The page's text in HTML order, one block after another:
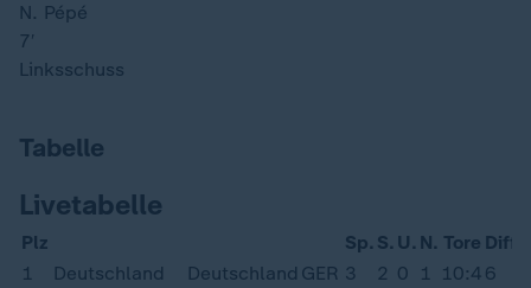
N. Pépé
7′
Linksschuss
Tabelle
Livetabelle
Plz Sp. S. U. N. Tore Diff.
1
Deutschland Deutschland GER 3 2 0 1 10:4 6